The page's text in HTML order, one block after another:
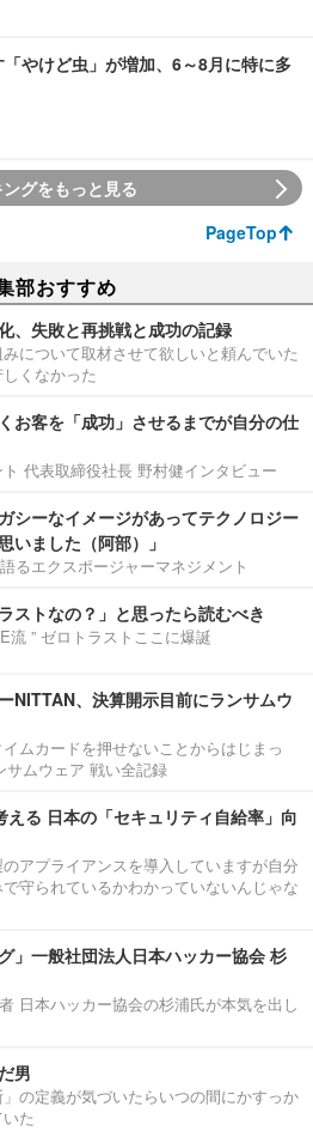
やけど虫」が増加、6～8月に特に多
グをもっと見る
PageTop
部おすすめ
、失敗と再挑戦と成功の記録
について取材させて欲しいと頼んでいた
くなかった
お客を「成功」させるまでが自分の仕
代表取締役社長 野村健インタビュー
シーなイメージがあってテクノロジー
いました（阿部）」
るエクスポージャーマネジメント
ストなの？」と思ったら読むべき
流 ” ゼロトラストここに爆誕
NITTAN、決算開示目前にランサムウ
ムカードを押せないことからはじまっ
サムウェア 戦い全記録
える 日本の「セキュリティ自給率」向
アプライアンスを導入していますが自分
守られているかわかっていないんじゃな
」一般社団法人日本ハッカー協会 杉
日本ハッカー協会の杉浦氏が本気を出し
男
の定義が気づいたらいつの間にかすっか
た